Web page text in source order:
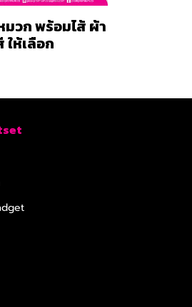
วก พร้อมไส้ ผ้า
ให้เลือก